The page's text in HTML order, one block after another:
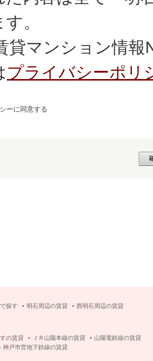
。
貸マンション情
プライバシーポリ
ーに同意する
探す
明石周辺の賃貸
西明石周辺の賃貸
の賃貸
ＪＲ山陽本線の賃貸
山陽電鉄線の賃貸
神戸市営地下鉄線の賃貸